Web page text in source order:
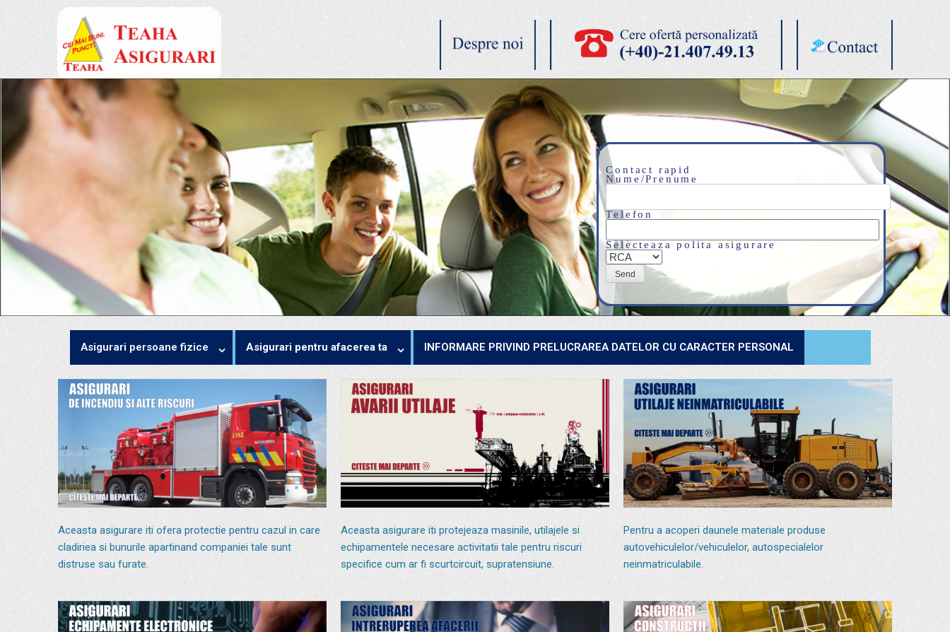
Contact rapid
Nume/Prenume
Telefon
Selecteaza polita asigurare
Asigurari persoane fizice Asigurari pentru afacerea ta INFORMARE PRIVIND PRELUCRAREA DATELOR CU CARACTER PERSONAL
Aceasta asigurare iti ofera protectie pentru cazul in care
cladiriea si bunurile apartinand companiei tale sunt
distruse sau furate.
Aceasta asigurare iti protejeaza masinile, utilajele si
echipamentele necesare activitatii tale pentru riscuri
specifice cum ar fi scurtcircuit, supratensiune.
Pentru a acoperi daunele materiale produse
autovehiculelor/vehiculelor, autospecialelor
neinmatriculabile.